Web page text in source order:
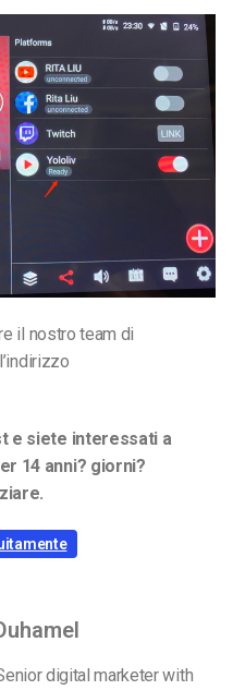
il nostro team di
e siete interessati a
14 anni? giorni?
digital marketer with